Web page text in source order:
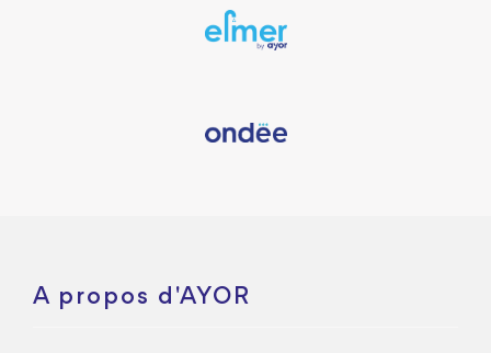
A propos d'AYOR